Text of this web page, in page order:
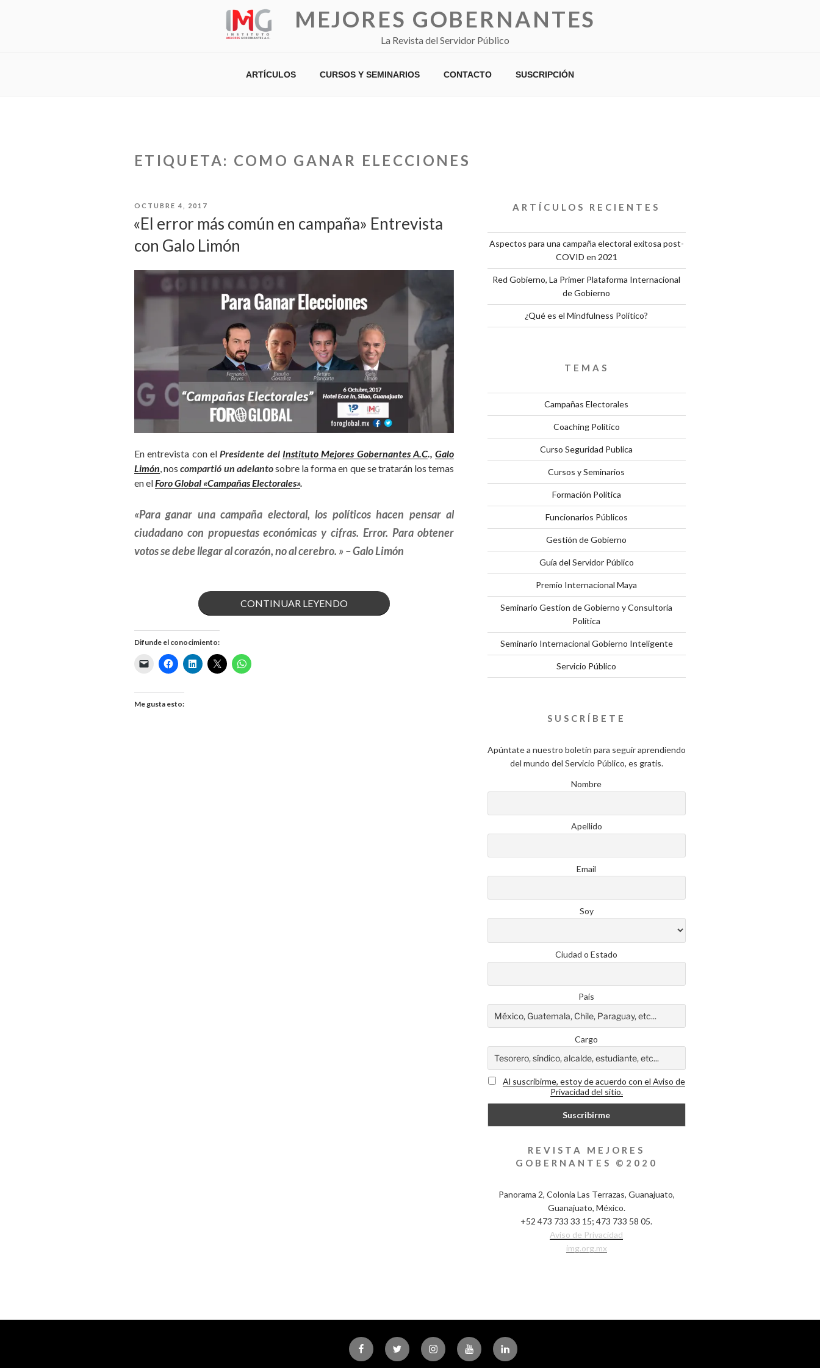
MEJORES GOBERNANTES
La Revista del Servidor Público
ARTÍCULOS CURSOS Y SEMINARIOS CONTACTO SUSCRIPCIÓN
ETIQUETA: COMO GANAR ELECCIONES
PUBLICADO
OCTUBRE 4, 2017
«El error más común en campaña» Entrevista
con Galo Limón
En entrevista con elPresidente del Instituto Mejores Gobernantes A.C.,Galo
Limón, noscompartió un adelantosobre la forma en que se tratarán los temas
en elForo Global «Campañas Electorales».
«Para ganar una campaña electoral, los políticos hacen pensar al
ciudadano con propuestas económicas y cifras. Error. Para obtener
votos se debe llegar al corazón, no al cerebro. » – Galo Limón
CONTINUAR LEYENDO
Difunde el conocimiento:
Me gusta esto:
ARTÍCULOS RECIENTES
Aspectos para una campaña electoral exitosa post-
COVID en 2021
Red Gobierno, La Primer Plataforma Internacional
de Gobierno
¿Qué es el Mindfulness Político?
TEMAS
Campañas Electorales
Coaching Político
Curso Seguridad Publica
Cursos y Seminarios
Formación Política
Funcionarios Públicos
Gestión de Gobierno
Guía del Servidor Público
Premio Internacional Maya
Seminario Gestion de Gobierno y Consultoría
Política
Seminario Internacional Gobierno Inteligente
Servicio Público
SUSCRÍBETE
Apúntate a nuestro boletín para seguir aprendiendo
del mundo del Servicio Público, es gratis.
Nombre
Apellido
Email
Soy
Ciudad o Estado
País
Cargo
Al suscribirme, estoy de acuerdo con el Aviso de
Privacidad del sitio.
REVISTA MEJORES
GOBERNANTES ©2020
Panorama 2, Colonia Las Terrazas, Guanajuato,
Guanajuato, México.
+52 473 733 33 15; 473 733 58 05.
Aviso de Privacidad
img.org.mx
FacebookTwitter InstagramYoutube Linkedin